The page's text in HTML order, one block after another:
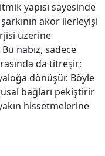
yapısı sayesinde
akor ilerleyişi
üzerine
nabız, sadece
da titreşir;
dönüşür. Böyle
bağları pekiştirir
hissetmelerine